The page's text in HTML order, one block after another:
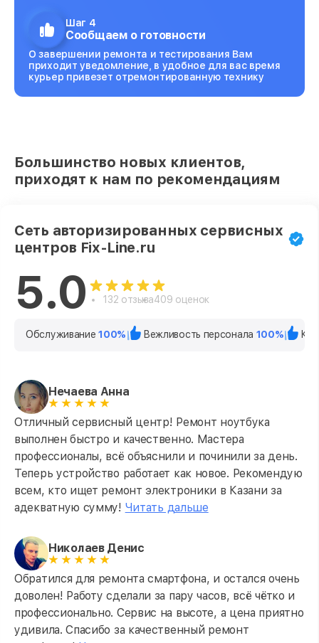
Шаг 4
Сообщаем о готовности
О завершении ремонта и тестирования Вам
приходит уведомление, в удобное для вас время
курьер привезет отремонтированную технику
Большинство новых клиентов,
приходят к нам по рекомендациям
Сеть авторизированных сервисных
центров Fix-Line.ru
5.0 132 отзыва409 оценок
Обслуживание100% Вежливость персонала 100%
Нечаева Анна
Отличный сервисный центр! Ремонт ноутбука
выполнен быстро и качественно. Мастера
профессионалы, всё объяснили и починили за день.
Теперь устройство работает как новое. Рекомендую
всем, кто ищет ремонт электроники в Казани за
адекватную сумму! Читать дальше
Николаев Денис
Обратился для ремонта смартфона, и остался очень
доволен! Работу сделали за пару часов, всё чётко и
профессионально. Сервис на высоте, а цена приятно
удивила. Спасибо за качественный ремонт